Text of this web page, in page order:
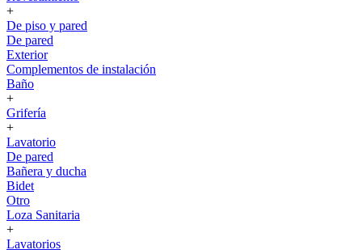
+
De piso y pared
De pared
Exterior
Complementos de instalación
Baño
+
Grifería
+
Lavatorio
De pared
Bañera y ducha
Bidet
Otro
Loza Sanitaria
+
Lavatorios